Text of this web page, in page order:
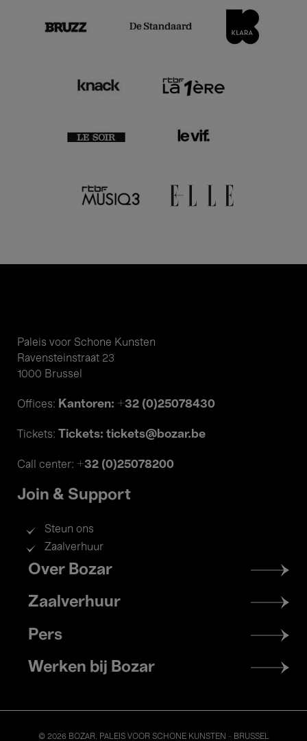
Paleis voor Schone Kunsten
Ravensteinstraat 23
1000 Brussel
Offices: Kantoren: +32 (0)25078430
Tickets: Tickets: tickets@bozar.be
Call center: +32 (0)25078200
Join & Support
Steun ons
Zaalverhuur
Footer
menu
Over Bozar
Zaalverhuur
Pers
Werken bij Bozar
© 2026 BOZAR. PALEIS VOOR SCHONE KUNSTEN - BRUSSEL